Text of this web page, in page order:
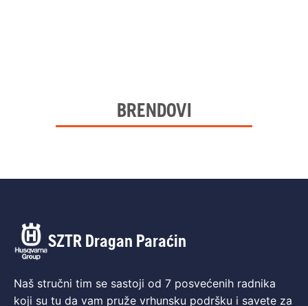
BRENDOVI
SZTR Dragan Paraćin
Naš stručni tim se sastoji od 7 posvećenih radnika
koji su tu da vam pruže vrhunsku podršku i savete za